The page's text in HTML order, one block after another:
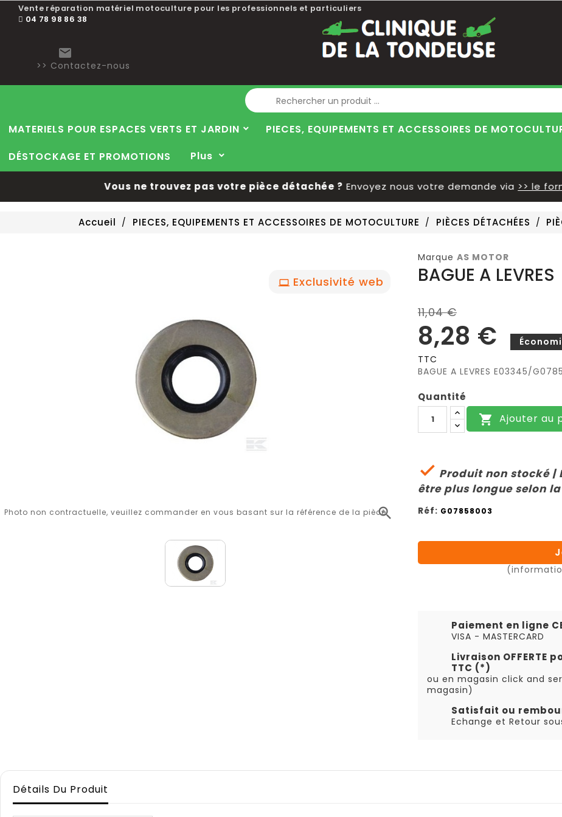
Vente réparation matériel motoculture pour les professionnels et particuliers
04 78 98 86 38

>> Contactez-nous
Blog
MATERIELS POUR ESPACES VERTS ET JARDIN PIECES, EQUIPEMENTS ET ACCESSOIRES DE
DÉSTOCKAGE ET PROMOTIONS
Plus
Vous ne trouvez pas votre pièce détachée ?Envoyez nous votre demande via>> le
Accueil PIECES, EQUIPEMENTS ET ACCESSOIRES DE MOTOCULTURE PIÈCES DÉTACHÉES
Exclusivité web

Photo non contractuelle, veuillez commander en vous basant sur la référence de la pièce
Marque AS MOTOR
BAGUE A LEVRES
11,04 €
8,28 €
TTC
BAGUE A LEVRES E03345/
Quantité
 Ajouter au
 Produit non stocké |
être plus longue selon
Réf: G07858003
Paiement en ligne
VISA - MASTERCARD
Livraison
TTC (*)
ou en magasin click and
magasin)
Satisfait ou
Echange et Retour
Détails Du Produit